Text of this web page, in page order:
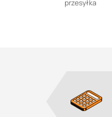
przesyłka